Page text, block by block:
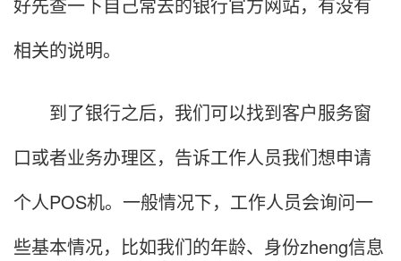
好先查一下自己常去的银行官方网站，有没有
相关的说明。
到了银行之后，我们可以找到客户服务窗
口或者业务办理区，告诉工作人员我们想申请
个人POS机。一般情况下，工作人员会询问一
些基本情况，比如我们的年龄、身份zheng信息